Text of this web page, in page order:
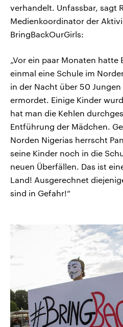
verhandelt. Unfassbar, sagt
Medienkoordinator der
BringBackOurGirls:
„Vor ein paar Monaten hatte
einmal eine Schule im
in der Nacht über 50
ermordet. Einige Kinder
hat man die Kehlen
Entführung der Mädchen.
Norden Nigerias herrscht
seine Kinder noch in die
neuen Überfällen. Das ist
Land! Ausgerechnet
sind in Gefahr!“